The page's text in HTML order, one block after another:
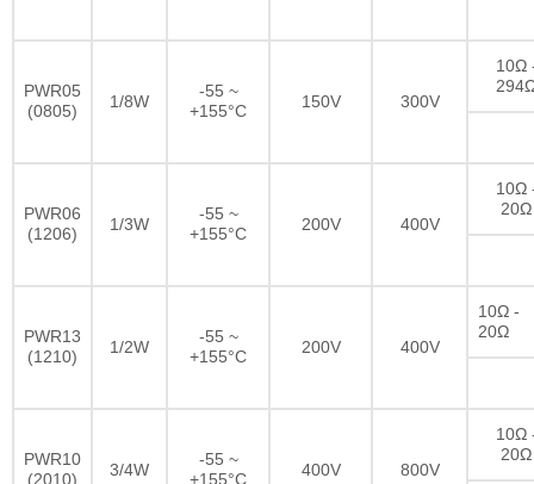
PWR05
(0805)
1/8W
-55 ~
+155°C
150V 300V
10Ω
PWR06
(1206)
1/3W
-55 ~
+155°C
200V 400V
10Ω
20Ω
PWR13
(1210)
1/2W
-55 ~
+155°C
200V 400V
10Ω -
20Ω
PWR10
(2010)
3/4W
-55 ~
+155°C
400V 800V
10Ω
20Ω